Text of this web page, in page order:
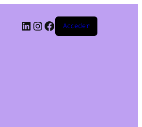
LinkedIn
Instagram
Facebook
Acceder